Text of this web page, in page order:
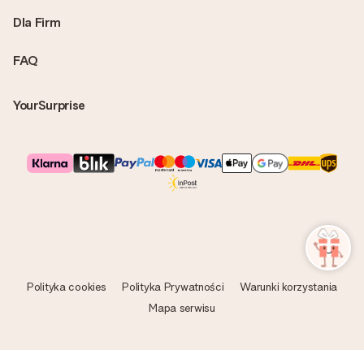
FAQ
YourSurprise
Dla Firm
Polityka cookies Polityka Prywatności
Warunki korzystania
Mapa serwisu